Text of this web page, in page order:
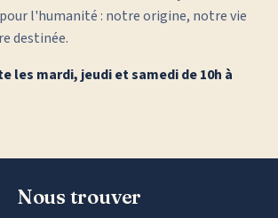
pour l'humanité : notre origine, notre vie
destinée.
les mardi, jeudi et samedi de 10h à
Nous trouver